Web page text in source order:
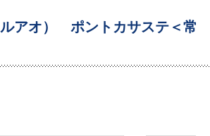
ルアオ） ポントカサステ＜常